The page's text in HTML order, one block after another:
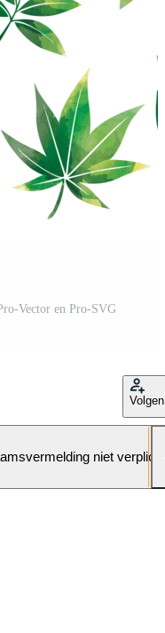
Vector en Pro-SVG
Volgen
niet verplicht